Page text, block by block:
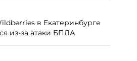
в Екатеринбурге
из-за атаки БПЛА